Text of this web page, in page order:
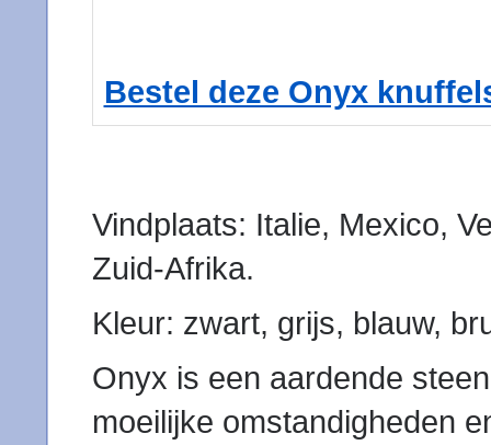
Bestel deze Onyx
Vindplaats: Italie, Mexico,
Zuid-Afrika.
Kleur: zwart, grijs, blauw,
Onyx is een aardende
moeilijke omstandigheden